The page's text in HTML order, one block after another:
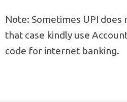
Note: Sometimes UPI
that case kindly use
code for internet banking.